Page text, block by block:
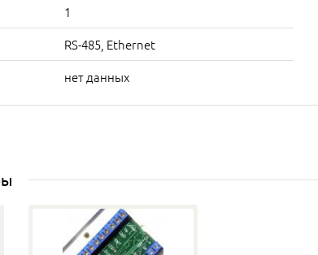
1
RS-485, Ethernet
нет данных